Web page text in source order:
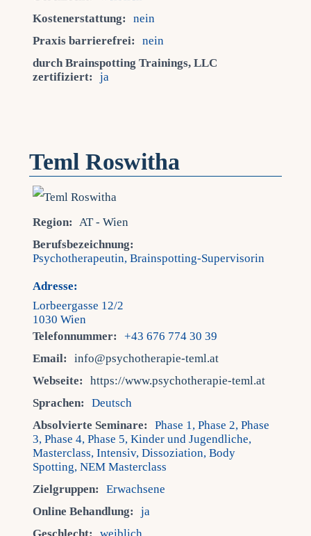
Kostenerstattung:
nein
Praxis barrierefrei:
nein
durch Brainspotting Trainings, LLC
zertifiziert:
ja
Teml Roswitha
Region: AT - Wien
Berufsbezeichnung:
Psychotherapeutin, Brainspotting-Supervisorin
Adresse:
Lorbeergasse 12/2
1030 Wien
Telefonnummer:
+43 676 774 30 39
Email:
info@psychotherapie-teml.at
Webseite:
https://www.psychotherapie-teml.at
Sprachen:
Deutsch
Absolvierte Seminare:
Phase 1, Phase 2, Phase
3, Phase 4, Phase 5, Kinder und Jugendliche,
Masterclass, Intensiv, Dissoziation, Body
Spotting, NEM Masterclass
Zielgruppen:
Erwachsene
Online Behandlung:
ja